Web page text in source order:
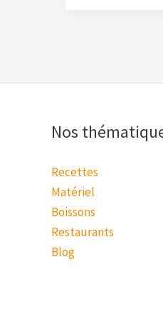
Nos
Recettes
Matériel
Boissons
Restaurants
Blog